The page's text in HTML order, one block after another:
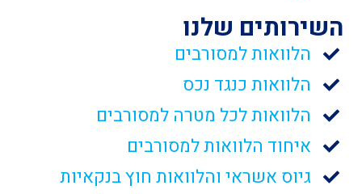
השירותים שלנו
הלוואות למסורבים
הלוואות כנגד נכס
הלוואות לכל מטרה למסורבים
איחוד הלוואות למסורבים
גיוס אשראי והלוואות חוץ בנקאיות